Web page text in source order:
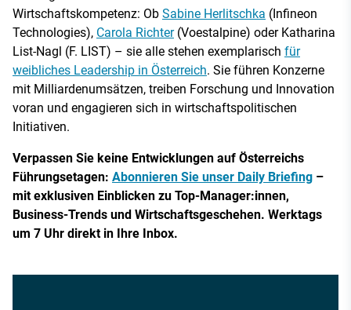
Wirtschaftskompetenz: Ob Sabine Herlitschka (Infineon
Technologies), Carola Richter(Voestalpine) oder Katharina
List-Nagl (F. LIST) – sie alle stehen exemplarisch für
weibliches Leadership in Österreich. Sie führen Konzerne
mit Milliardenumsätzen, treiben Forschung und Innovation
voran und engagieren sich in wirtschaftspolitischen
Initiativen.
Verpassen Sie keine Entwicklungen auf Österreichs
Führungsetagen: Abonnieren Sie unser Daily Briefing –
mit exklusiven Einblicken zu Top-Manager:innen,
Business-Trends und Wirtschaftsgeschehen. Werktags
um 7 Uhr direkt in Ihre Inbox.